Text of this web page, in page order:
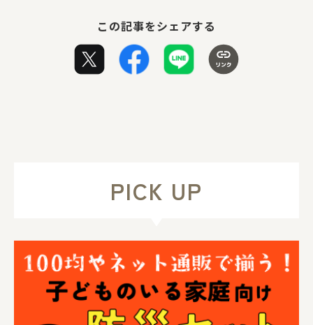
この記事をシェアする
PICK UP